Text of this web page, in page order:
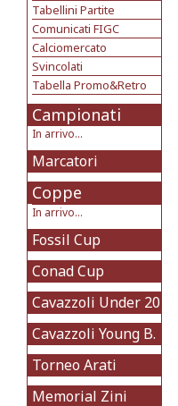
Tabellini Partite
Comunicati FIGC
Calciomercato
Svincolati
Tabella Promo&Retro
Campionati
In arrivo...
Marcatori
Coppe
In arrivo...
Fossil Cup
Conad Cup
Cavazzoli Under 20
Cavazzoli Young B.
Torneo Arati
Memorial Zini